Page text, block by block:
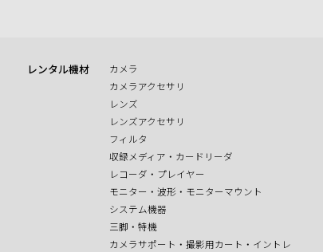
レンタル機材
カメラ
カメラアクセサリ
レンズ
レンズアクセサリ
フィルタ
収録メディア・カードリーダ
レコーダ・プレイヤー
モニター・波形・モニターマウント
システム機器
三脚・特機
カメラサポート・撮影用カート・イントレ